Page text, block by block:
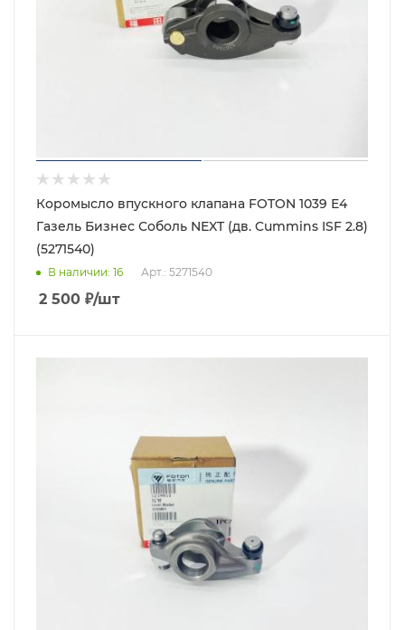
Коромысло впускного клапана FOTON 1039 Е4
Газель Бизнес Соболь NEXT (дв. Cummins ISF 2.8)
(5271540)
В наличии: 16 Арт.: 5271540
2 500 ₽/шт